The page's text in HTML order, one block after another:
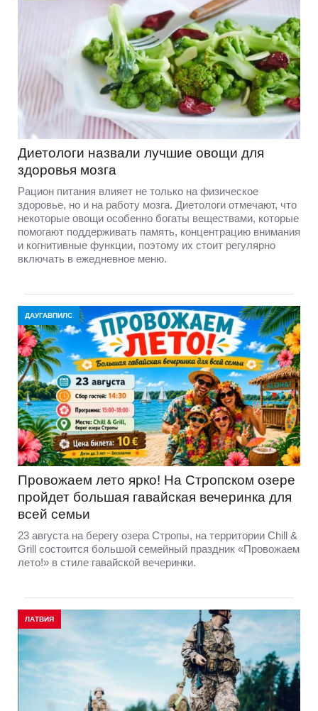
Диетологи назвали лучшие овощи для
здоровья мозга
Рацион питания влияет не только на физическое
здоровье, но и на работу мозга. Диетологи отмечают, что
некоторые овощи особенно богаты веществами, которые
помогают поддерживать память, концентрацию внимания
и когнитивные функции, поэтому их стоит регулярно
включать в ежедневное меню.
ДАУГАВПИЛС
Провожаем лето ярко! На Стропском озере
пройдет большая гавайская вечеринка для
всей семьи
23 августа на берегу озера Стропы, на территории Chill &
Grill состоится большой семейный праздник «Провожаем
лето!» в стиле гавайской вечеринки.
ЛАТВИЯ